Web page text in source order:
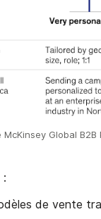
Global B2B
:
de vente